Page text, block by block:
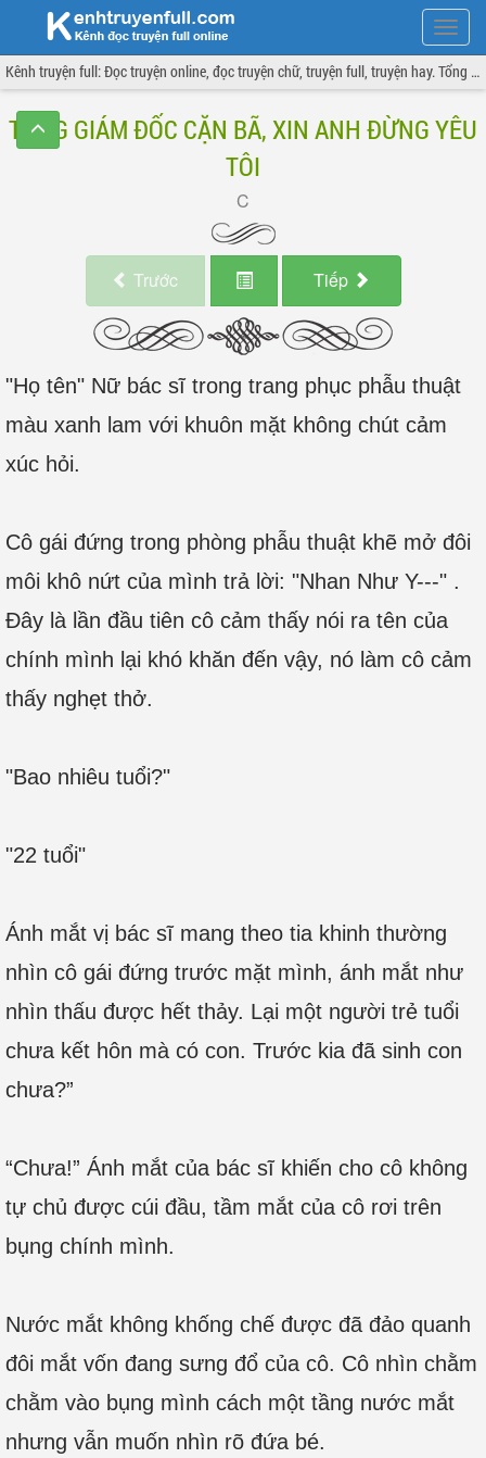
Hiện
menu
Kênh truyện full: Đọc truyện online, đọc truyện chữ, truyện full, truyện hay. Tổng hợp đầy đủ và cập nhật liên tục.
TỔNG GIÁM ĐỐC CẶN BÃ, XIN ANH ĐỪNG YÊU
TÔI
Trước Tiếp
"Họ tên" Nữ bác sĩ trong trang phục phẫu thuật
màu xanh lam với khuôn mặt không chút cảm
xúc hỏi.
Cô gái đứng trong phòng phẫu thuật khẽ mở đôi
môi khô nứt của mình trả lời: "Nhan Như Y---" .
Đây là lần đầu tiên cô cảm thấy nói ra tên của
chính mình lại khó khăn đến vậy, nó làm cô cảm
thấy nghẹt thở.
"Bao nhiêu tuổi?"
"22 tuổi"
Ánh mắt vị bác sĩ mang theo tia khinh thường
nhìn cô gái đứng trước mặt mình, ánh mắt như
nhìn thấu được hết thảy. Lại một người trẻ tuổi
chưa kết hôn mà có con. Trước kia đã sinh con
chưa?”
“Chưa!” Ánh mắt của bác sĩ khiến cho cô không
tự chủ được cúi đầu, tầm mắt của cô rơi trên
bụng chính mình.
Nước mắt không khống chế được đã đảo quanh
đôi mắt vốn đang sưng đổ của cô. Cô nhìn chằm
chằm vào bụng mình cách một tầng nước mắt
nhưng vẫn muốn nhìn rõ đứa bé.